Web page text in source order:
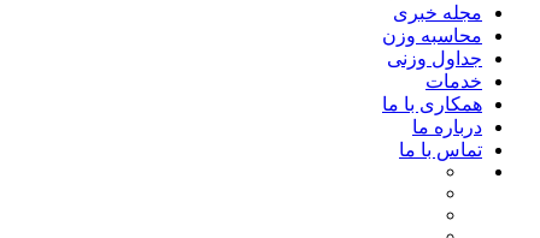
مجله خبری
محاسبه وزن
جداول وزنی
خدمات
همکاری با ما
درباره ما
تماس با ما